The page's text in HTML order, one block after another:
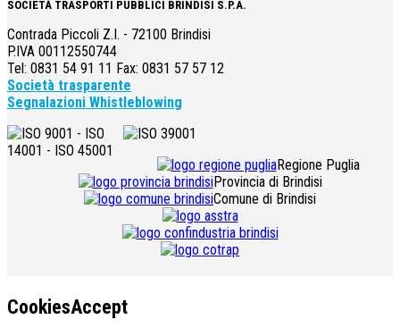
SOCIETÀ TRASPORTI PUBBLICI BRINDISI S.P.A.
Contrada Piccoli Z.I. - 72100 Brindisi
P.IVA 00112550744
Tel: 0831 54 91 11 Fax: 0831 57 57 12
Società trasparente
Segnalazioni Whistleblowing
Regione Puglia
Provincia di Brindisi
Comune di Brindisi
CookiesAccept